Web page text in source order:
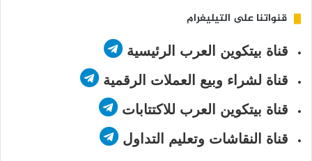
قنواتنا على التيليغرام
قناة بيتكوين العرب الرئيسية
قناة لشراء وبيع العملات الرقمية
قناة بيتكوين العرب للاكتتابات
قناة النقاشات وتعليم التداول